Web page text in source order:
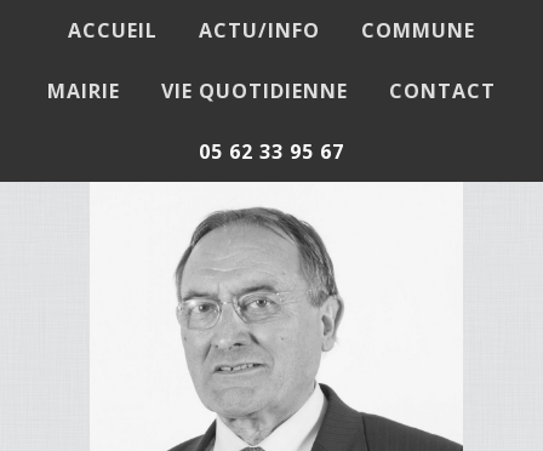
ACCUEIL ACTU/INFO COMMUNE
MAIRIE VIE QUOTIDIENNE CONTACT
05 62 33 95 67
Le mot du Maire